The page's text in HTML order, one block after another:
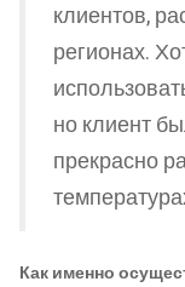
клиентов,
регионах.
но клиент
прекрасно
Как именно